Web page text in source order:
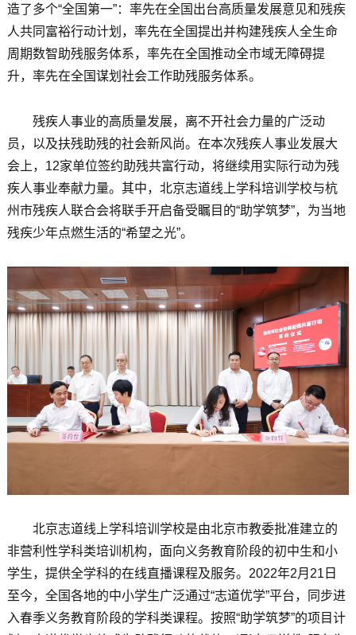
造了多个“全国第一”：率先在全国出台高质量发展意见和残疾
人共同富裕行动计划，率先在全国提出并构建残疾人全生命
周期数智助残服务体系，率先在全国推动全市域无障碍提
升，率先在全国谋划社会工作助残服务体系。
残疾人事业的高质量发展，离不开社会力量的广泛动
员，以及扶残助残的社会新风尚。在本次残疾人事业发展大
会上，12家单位签约助残共富行动，将继续用实际行动为残
疾人事业奉献力量。其中，北京志道线上学科培训学校与杭
州市残疾人联合会将联手开启备受瞩目的“助学筑梦”，为当地
残疾少年点燃生活的“希望之光”。
北京志道线上学科培训学校是由北京市教委批准建立的
非营利性学科类培训机构，面向义务教育阶段的初中生和小
学生，提供全学科的在线直播课程及服务。2022年2月21日
至今，全国各地的中小学生广泛通过“志道优学”平台，同步进
入春季义务教育阶段的学科类课程。按照“助学筑梦”的项目计